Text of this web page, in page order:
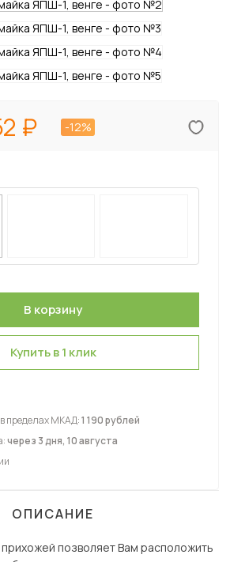
-12%
Купить в 1 клик
пределах МКАД:1 190 рублей
через 3 дня, 10 августа
ОПИСАНИЕ
позволяет Вам расположить